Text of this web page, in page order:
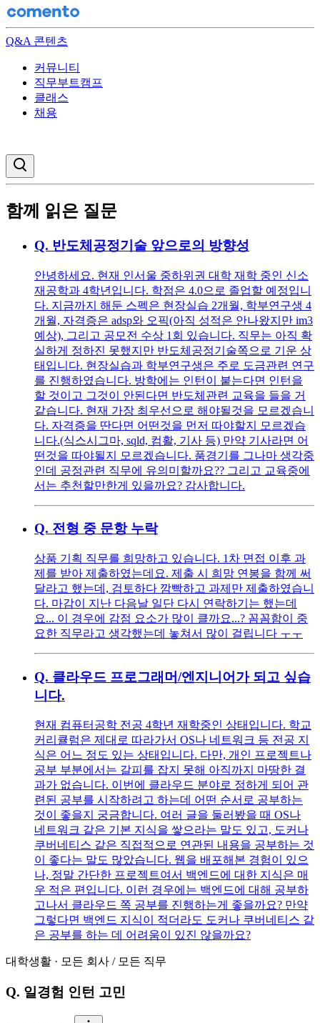
Q&A 콘텐츠
커뮤니티
직무부트캠프
클래스
채용
함께 읽은 질문
Q. 반도체공정기술 앞으로의 방향성
안녕하세요. 현재 인서울 중하위권 대학 재학 중인 신소
재공학과 4학년입니다. 학점은 4.0으로 졸업할 예정입니
다. 지금까지 해둔 스펙은 현장실습 2개월, 학부연구생 4
개월, 자격증은 adsp와 오픽(아직 성적은 안나왔지만 im3
예상), 그리고 공모전 수상 1회 있습니다. 직무는 아직 확
실하게 정하진 못했지만 반도체공정기술쪽으로 기운 상
태입니다. 현장실습과 학부연구생은 주로 도금관련 연구
를 진행하였습니다. 방학에는 인턴이 붙는다면 인턴을
할 것이고 그것이 안된다면 반도체관련 교육을 들을 거
같습니다. 현재 가장 최우선으로 해야될것을 모르겠습니
다. 자격증을 딴다면 어떤것을 먼저 따야할지 모르겠습
니다.(식스시그마, sqld, 컴활, 기사 등) 만약 기사라면 어
떤것을 따야될지 모르겠습니다. 품경기를 그나마 생각중
인데 공정관련 직무에 유의미할까요?? 그리고 교육중에
서는 추천할만한게 있을까요? 감사합니다.
Q. 전형 중 문항 누락
상품 기획 직무를 희망하고 있습니다. 1차 면접 이후 과
제를 받아 제출하였는데요. 제출 시 희망 연봉을 함께 써
달라고 했는데, 검토하다 깜빡하고 과제만 제출하였습니
다. 마감이 지난 다음날 일단 다시 연락하기는 했는데
요... 이 경우에 감점 요소가 많이 클까요...? 꼼꼼함이 중
요한 직무라고 생각했는데 놓쳐서 많이 걸립니다 ㅜㅜ
Q. 클라우드 프로그래머/엔지니어가 되고 싶습
니다.
현재 컴퓨터공학 전공 4학년 재학중인 상태입니다. 학교
커리큘럼은 제대로 따라가서 OS나 네트워크 등 전공 지
식은 어느 정도 있는 상태입니다. 다만, 개인 프로젝트나
공부 부분에서는 갈피를 잡지 못해 아직까지 마땅한 결
과가 없습니다. 이번에 클라우드 분야로 정하게 되어 관
련된 공부를 시작하려고 하는데 어떤 순서로 공부하는
것이 좋을지 궁금합니다. 여러 글을 둘러봤을 때 OS나
네트워크 같은 기본 지식을 쌓으라는 말도 있고, 도커나
쿠버네티스 같은 직접적으로 연관된 내용을 공부하는 것
이 좋다는 말도 많았습니다. 웹을 배포해본 경험이 있으
나, 정말 간단한 프로젝트여서 백엔드에 대한 지식은 매
우 적은 편입니다. 이런 경우에는 백엔드에 대해 공부하
고나서 클라우드 쪽 공부를 진행하는게 좋을까요? 만약
그렇다면 백엔드 지식이 적더라도 도커나 쿠버네티스 같
은 공부를 하는 데 어려움이 있진 않을까요?
대학생활 · 모든 회사 / 모든 직무
Q. 일경험 인턴 고민